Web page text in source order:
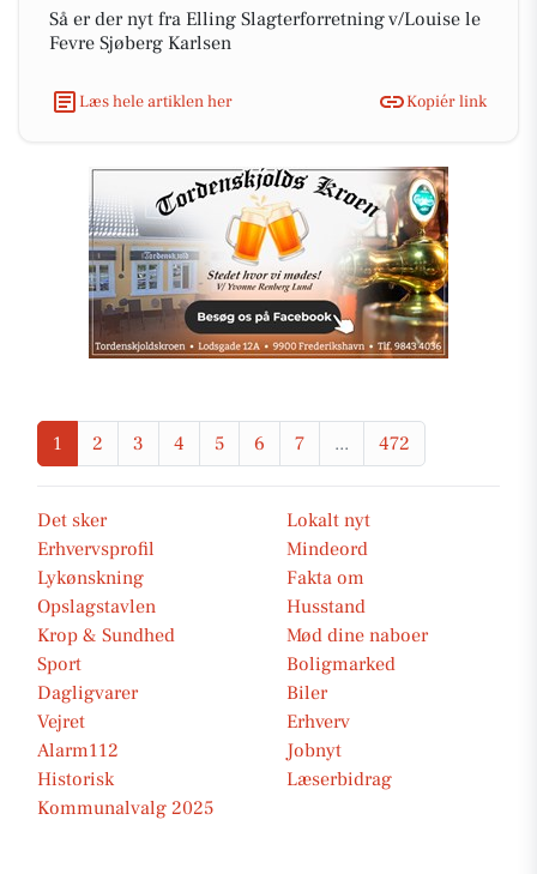
Så er der nyt fra Elling Slagterforretning v/Louise le
Fevre Sjøberg Karlsen
Læs hele artiklen her Kopiér link
1 2 3 4 5 6 7 ... 472
Det sker
Lokalt nyt
Erhvervsprofil
Mindeord
Lykønskning
Fakta om
Opslagstavlen
Husstand
Krop & Sundhed
Mød dine naboer
Sport
Boligmarked
Dagligvarer
Biler
Vejret
Erhverv
Alarm112
Jobnyt
Historisk
Læserbidrag
Kommunalvalg 2025